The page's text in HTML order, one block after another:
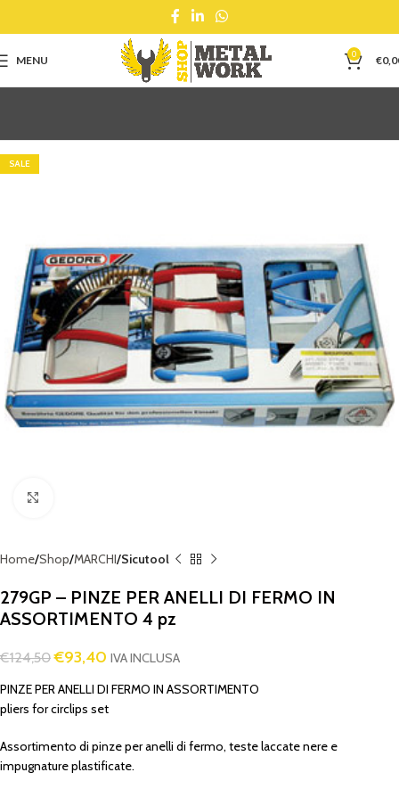
MENU 0 €
SALE
Home Shop MARCHI Sicutool
279GP – PINZE PER ANELLI DI FERMO IN
ASSORTIMENTO 4 pz
€124,50 €93,40 IVA INCLUSA
PINZE PER ANELLI DI FERMO IN ASSORTIMENTO
pliers for circlips set
Assortimento di pinze per anelli di fermo, teste laccate nere e
impugnature plastificate.